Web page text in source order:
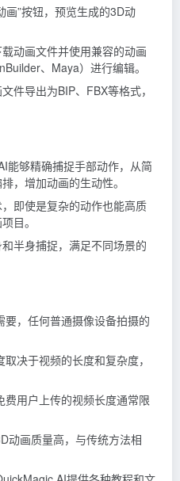
画”按钮，预览生成的3D动
动画文件并使用兼容的动画
、Maya）进行编辑。
件导出为BIP、FBX等格式，
能够精确捕捉手部动作，从简
，增加动画的生动性。
即使是复杂的动作也能高质
目。
半身捕捉，满足不同场景的
要，任何普通摄像设备拍摄的
取决于视频的长度和复杂度，
费用户上传的视频长度通常限
动画质量高，与传统方法相